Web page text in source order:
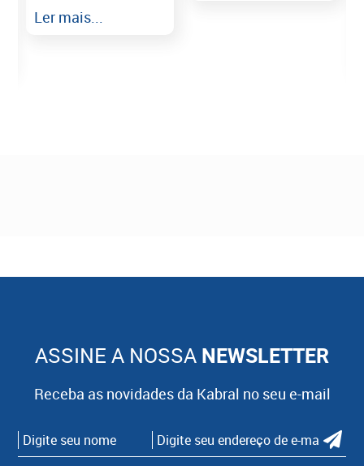
Ler mais...
ASSINE A NOSSA NEWSLETTER
Receba as novidades da Kabral no seu e-mail